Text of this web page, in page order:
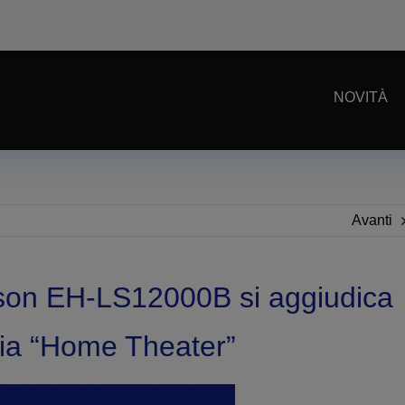
NOVITÀ
Avanti
EH-LS12000B si aggiudica
“Home Theater”